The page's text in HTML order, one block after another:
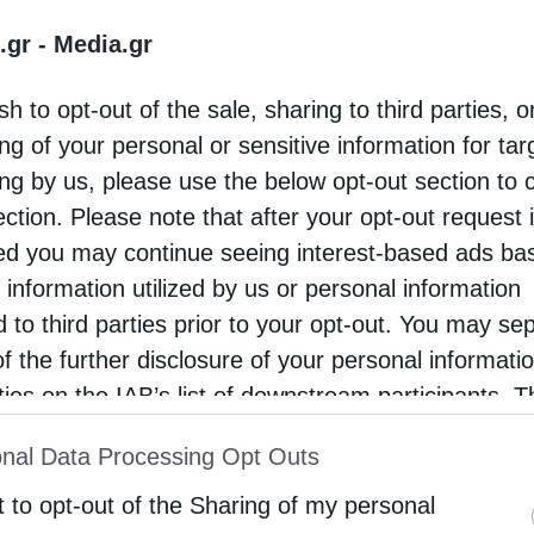
- Media.gr
to opt-out of the sale, sharing to third parties,
of your personal or sensitive information for
by us, please use the below opt-out section to
Please note that after your opt-out request
you may continue seeing interest-based ads
information utilized by us or personal information
to third parties prior to your opt-out. You may
the further disclosure of your personal
on the IAB’s list of downstream participants.
of Downstream Participantsthat may further
parties.
Data Processing Opt Outs
to opt-out of the Sharing of my personal
μετάνοια και στην αγκαλιά Του, ως
μας με διάφορα καταστροφικά φυσικά
των φυσικών καταστροφών, μήπως και
την τελική καταδίκη της ψυχής μας, δηλ
είναι το αποτέλεσμα! «Αγαπούληδες του
από τo δρόμο του Θεού, τόσο και
Τόσο και περισσότερο θα αυξάνεται το
ΑΛΛΑ ενώ είπε πολλά για την
ΟΥΤΕ ΜΙΑ ΛΕΞΗ ΔΕΝ ΕΙΠΕ ΓΙΑ ΤΟ ΘΕΟ!